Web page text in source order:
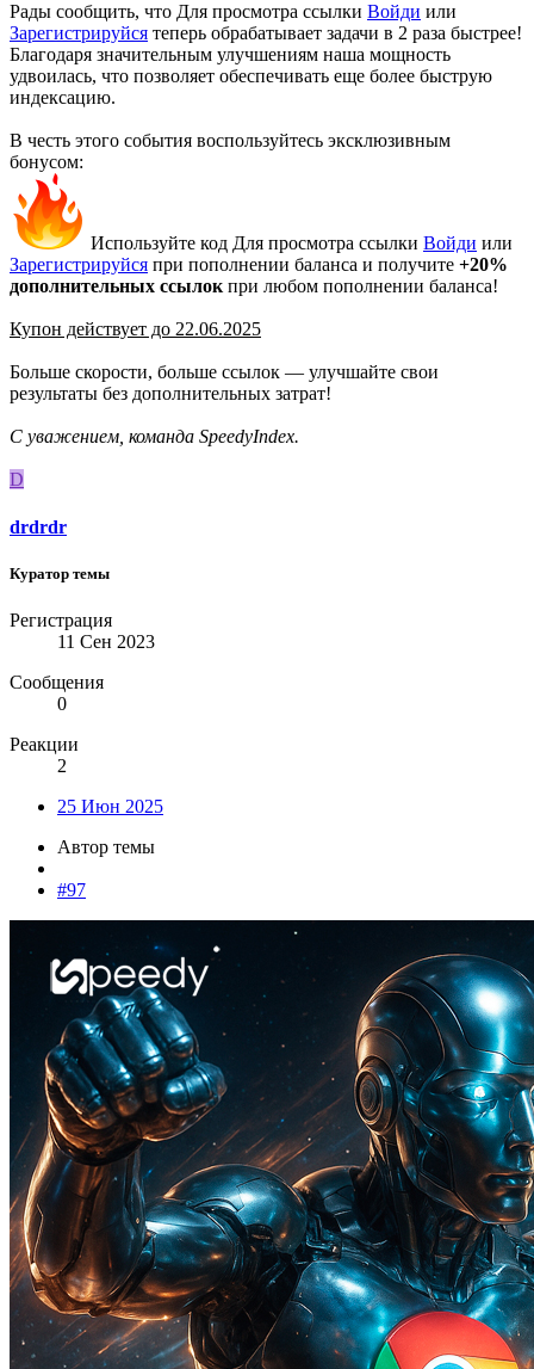
Рады сообщить, что Для просмотра ссылки Войди или
Зарегистрируйся теперь обрабатывает задачи в 2 раза быстрее!
Благодаря значительным улучшениям наша мощность
удвоилась, что позволяет обеспечивать еще более быструю
индексацию.
В честь этого события воспользуйтесь эксклюзивным
бонусом:
Используйте код Для просмотра ссылки Войди или
Зарегистрируйся при пополнении баланса и получите +20%
дополнительных ссылок при любом пополнении баланса!
Купон действует до 22.06.2025
Больше скорости, больше ссылок — улучшайте свои
результаты без дополнительных затрат!
С уважением, команда SpeedyIndex.
D
drdrdr
Куратор темы
Регистрация
11 Сен 2023
Сообщения
0
Реакции
2
25 Июн 2025
Автор темы
#97